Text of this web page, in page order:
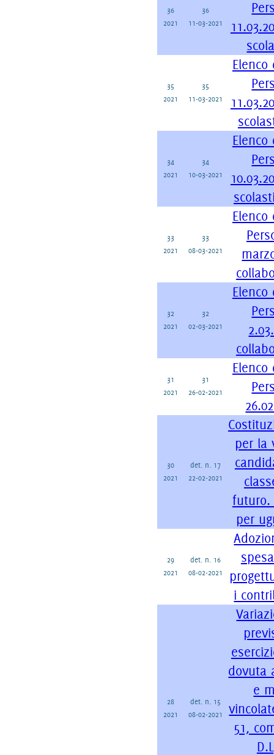
36
2021
36
11-03-2021
35
2021
35
11-03-2021
34
2021
34
10-03-2021
33
2021
33
08-03-2021
32
2021
32
02-03-2021
31
2021
31
26-02-2021
30
2021
det. n. 17
22-02-2021
per la
futuro.
per
29
2021
det. n. 16
08-02-2021
i
28
2021
det. n. 15
08-02-2021
dovuta
e
51,